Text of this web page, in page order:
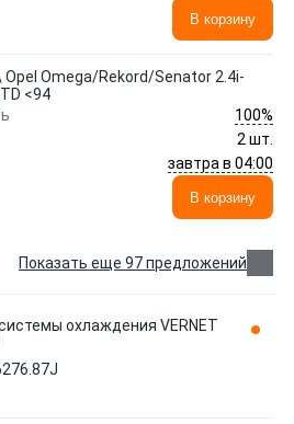
В корзину
Opel Omega/Rekord/Senator 2.4i-
<94
100%
2 шт.
завтра в 04:00
В корзину
Показать еще 97 предложений
охлаждения VERNET